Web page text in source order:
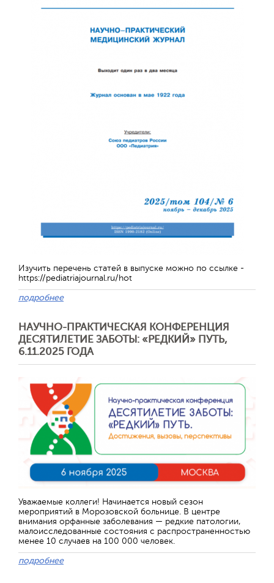
Изучить перечень статей в выпуске можно по ссылке -
https://pediatriajournal.ru/hot
подробнее
НАУЧНО-ПРАКТИЧЕСКАЯ КОНФЕРЕНЦИЯ
ДЕСЯТИЛЕТИЕ ЗАБОТЫ: «РЕДКИЙ» ПУТЬ,
6.11.2025 ГОДА
Уважаемые коллеги! Начинается новый сезон
мероприятий в Морозовской больнице. В центре
внимания орфанные заболевания — редкие патологии,
малоисследованные состояния с распространенностью
менее 10 случаев на 100 000 человек.
подробнее
Отправить